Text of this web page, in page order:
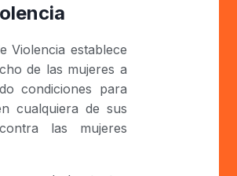
Violencia establece
de las mujeres a
condiciones para
cualquiera de sus
las mujeres